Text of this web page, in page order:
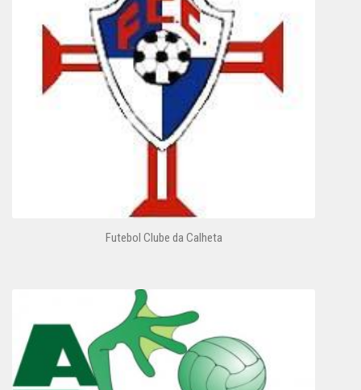
Futebol Clube da Calheta